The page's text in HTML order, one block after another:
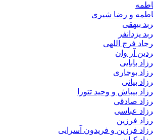
و رضا شیری
اللهی
وان
و وحید تتورا
و فریدون آسرایی